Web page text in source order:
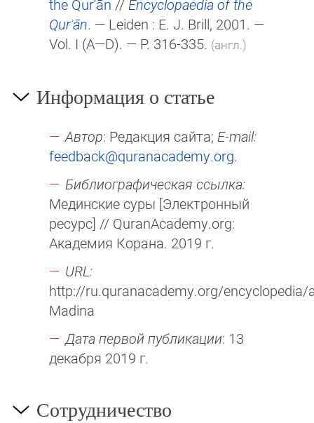
the Qurʾān // Encyclopaedia of the
Qurʾān. — Leiden : E. J. Brill, 2001. —
Vol. I (A—D). — P. 316-335. (англ.)
Информация о статье
Автор: Редакция сайта; E-mail:
feedback@quranacademy.org.
Библиографическая ссылка:
Мединские суры [Электронный
ресурс] // QuranAcademy.org:
Академия Корана. 2019 г.
URL:
http://ru.quranacademy.org/encyclopedia/
Madina
Дата первой публикации: 13
декабря 2019 г.
Сотрудничество